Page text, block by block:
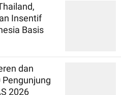
Insentif
Basis
dan
2026